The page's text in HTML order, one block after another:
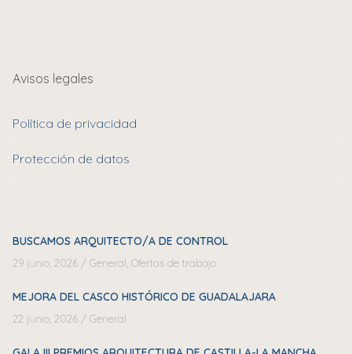
Avisos legales
Política de privacidad
Protección de datos
BUSCAMOS ARQUITECTO/A DE CONTROL
29 junio, 2026 / General Ofertas de trabajo
MEJORA DEL CASCO HISTÓRICO DE GUADALAJARA
22 junio, 2026 / General